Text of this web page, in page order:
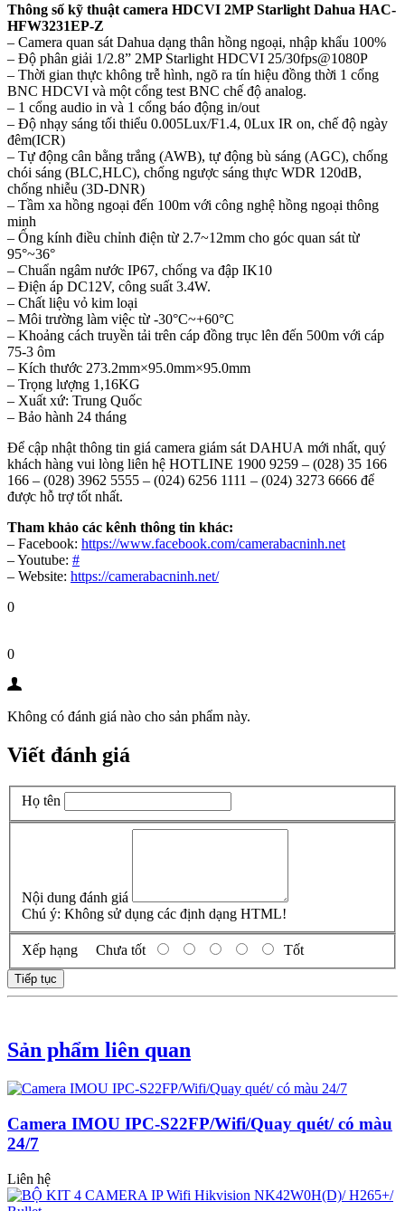
Thông số kỹ thuật camera HDCVI 2MP Starlight Dahua HAC-
HFW3231EP-Z
– Camera quan sát Dahua dạng thân hồng ngoại, nhập khẩu 100%
– Độ phân giải 1/2.8” 2MP Starlight HDCVI 25/30fps@1080P
– Thời gian thực không trễ hình, ngõ ra tín hiệu đồng thời 1 cổng
BNC HDCVI và một cổng test BNC chế độ analog.
– 1 cổng audio in và 1 cổng báo động in/out
– Độ nhạy sáng tối thiểu 0.005Lux/F1.4, 0Lux IR on, chế độ ngày
đêm(ICR)
– Tự động cân bằng trắng (AWB), tự động bù sáng (AGC), chống
chói sáng (BLC,HLC), chống ngược sáng thực WDR 120dB,
chống nhiễu (3D-DNR)
– Tầm xa hồng ngoại đến 100m với công nghệ hồng ngoại thông
minh
– Ống kính điều chỉnh điện từ 2.7~12mm cho góc quan sát từ
95°~36°
– Chuẩn ngâm nước IP67, chống va đập IK10
– Điện áp DC12V, công suất 3.4W.
– Chất liệu vỏ kim loại
– Môi trường làm việc từ -30°C~+60°C
– Khoảng cách truyền tải trên cáp đồng trục lên đến 500m với cáp
75-3 ôm
– Kích thước 273.2mm×95.0mm×95.0mm
– Trọng lượng 1,16KG
– Xuất xứ: Trung Quốc
– Bảo hành 24 tháng
Để cập nhật thông tin giá camera giám sát DAHUA mới nhất, quý
khách hàng vui lòng liên hệ HOTLINE 1900 9259 – (028) 35 166
166 – (028) 3962 5555 – (024) 6256 1111 – (024) 3273 6666 để
được hỗ trợ tốt nhất.
Tham khảo các kênh thông tin khác:
– Facebook: https://www.facebook.com/camerabacninh.net
– Youtube: #
– Website: https://camerabacninh.net/
0
0
Không có đánh giá nào cho sản phẩm này.
Viết đánh giá
Họ tên
Nội dung đánh giá
Chú ý: Không sử dụng các định dạng HTML!
Xếp hạng Chưa tốt Tốt
Tiếp tục
Sản phẩm liên quan
Camera IMOU IPC-S22FP/Wifi/Quay quét/ có màu
24/7
Liên hệ